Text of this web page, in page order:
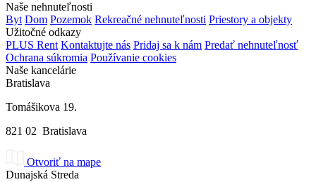
Naše nehnuteľnosti
Byt Dom Pozemok Rekreačné nehnuteľnosti Priestory a objekty
Užitočné odkazy
PLUS Rent Kontaktujte nás Pridaj sa k nám Predať nehnuteľnosť
Ochrana súkromia Používanie cookies
Naše kancelárie
Bratislava
Tomášikova 19.
821 02 Bratislava
Otvoriť na mape
Dunajská Streda